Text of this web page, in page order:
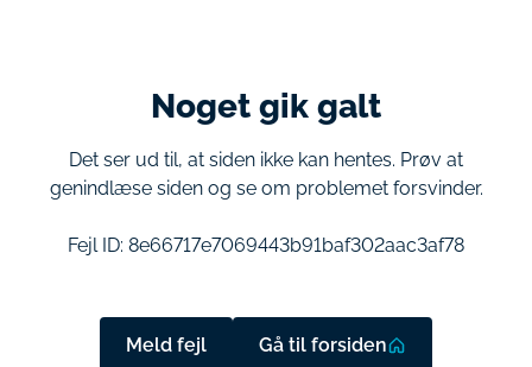
Noget gik galt
Det ser ud til, at siden ikke kan hentes. Prøv at
genindlæse siden og se om problemet forsvinder.
Fejl ID: 8e66717e7069443b91baf302aac3af78
Meld fejl Gå til forsiden